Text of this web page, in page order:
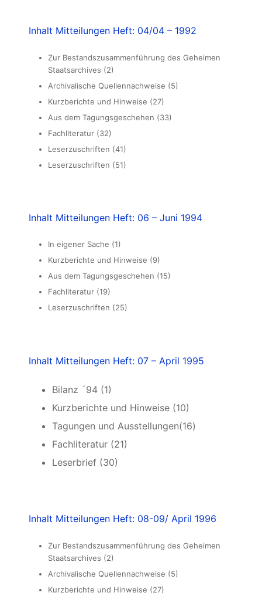
Inhalt Mitteilungen Heft: 04/04 – 1992
Zur Bestandszusammenführung des Geheimen
Staatsarchives (2)
Archivalische Quellennachweise (5)
Kurzberichte und Hinweise (27)
Aus dem Tagungsgeschehen (33)
Fachliteratur (32)
Leserzuschriften (41)
Leserzuschriften (51)
Inhalt Mitteilungen Heft: 06 – Juni 1994
In eigener Sache (1)
Kurzberichte und Hinweise (9)
Aus dem Tagungsgeschehen (15)
Fachliteratur (19)
Leserzuschriften (25)
Inhalt Mitteilungen Heft: 07 – April 1995
Bilanz ´94 (1)
Kurzberichte und Hinweise (10)
Tagungen und Ausstellungen(16)
Fachliteratur (21)
Leserbrief (30)
Inhalt Mitteilungen Heft: 08-09/ April 1996
Zur Bestandszusammenführung des Geheimen
Staatsarchives (2)
Archivalische Quellennachweise (5)
Kurzberichte und Hinweise (27)